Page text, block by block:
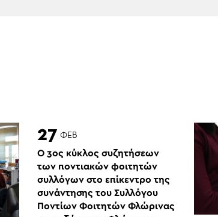
27 ΦΕΒ
Ο 3ος κύκλος συζητήσεων
των ποντιακών φοιτητών
συλλόγων στο επίκεντρο της
συνάντησης του Συλλόγου
Ποντίων Φοιτητών Φλώρινας